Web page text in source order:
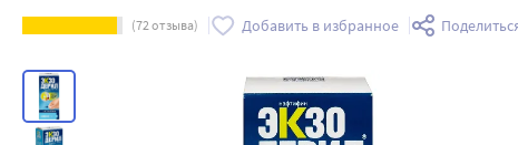
(72отзыва) Добавить в избранное